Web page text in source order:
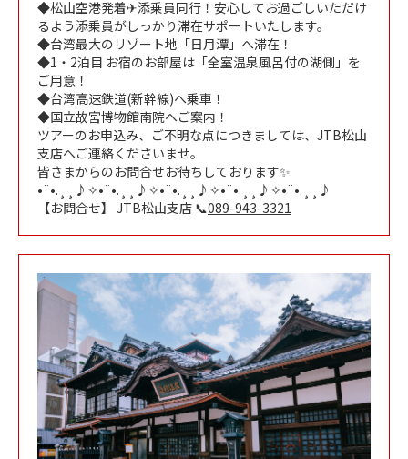
◆松山空港発着✈添乗員同行！安心してお過ごしいただけ
るよう添乗員がしっかり滞在サポートいたします。
◆台湾最大のリゾート地「日月潭」へ滞在！
◆1・2泊目 お宿のお部屋は「全室温泉風呂付の湖側」を
ご用意！
◆台湾高速鉄道(新幹線)へ乗車！
◆国立故宮博物館南院へご案内！
ツアーのお申込み、ご不明な点につきましては、JTB松山
支店へご連絡くださいませ。
皆さまからのお問合せお待ちしております✨
•¨•.¸¸♪✧•¨•.¸¸♪✧•¨•.¸¸♪✧•¨•.¸¸♪✧•¨•.¸¸♪
【お問合せ】 JTB松山支店 📞089-943-3321